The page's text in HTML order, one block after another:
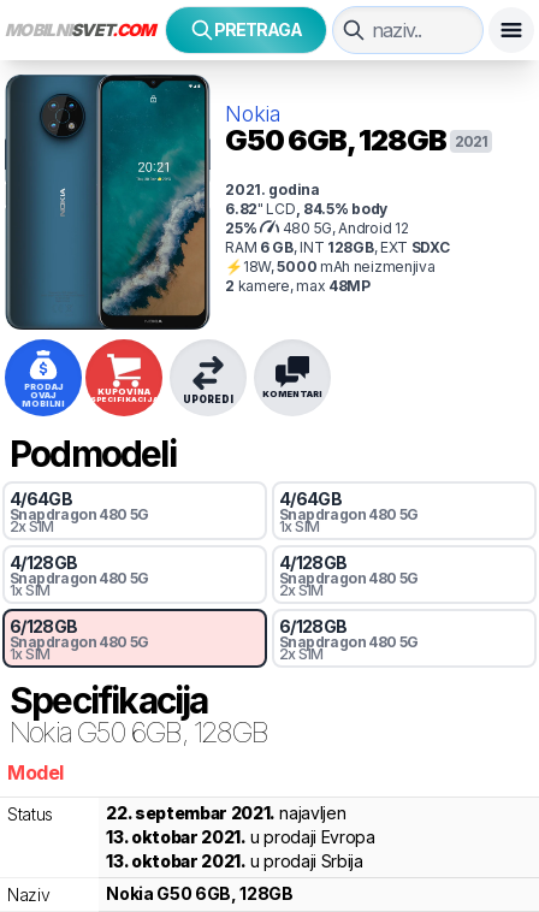
MOBILNISVET.COM PRETRAGA
Nokia
G506GB, 128GB 2021
2021. godina
6.82" LCD 84.5% body
25%
480 5G, Android 12
RAM 6GB,INT 128GB,EXT SDXC
⚡ 18W,5000 mAh neizmenjiva
2 kamere, max 48MP
PRODAJ
OVAJ
MOBILNI
KUPOVINA
SPECIFIKACIJA KOMENTARI
UPOREDI
Podmodeli
4/64GB
Snapdragon 480 5G
2x SIM
4/64GB
Snapdragon 480 5G
1x SIM
4/128GB
Snapdragon 480 5G
1x SIM
4/128GB
Snapdragon 480 5G
2x SIM
6/128GB
Snapdragon 480 5G
1x SIM
6/128GB
Snapdragon 480 5G
2x SIM
Specifikacija
Nokia G50 6GB, 128GB
Model
Status 22. septembar 2021. najavljen
13. oktobar 2021. u prodaji Evropa
13. oktobar 2021. u prodaji Srbija
Naziv
Nokia G50 6GB, 128GB